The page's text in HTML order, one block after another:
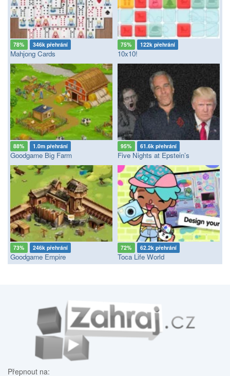
78% 346k přehrání
Mahjong Cards
75% 122k přehrání
10x10!
88% 1.0m přehrání
Goodgame Big Farm
95% 61.6k přehrání
Five Nights at Epstein’s
73% 246k přehrání
Goodgame Empire
72% 62.2k přehrání
Toca Life World
Přepnout na: